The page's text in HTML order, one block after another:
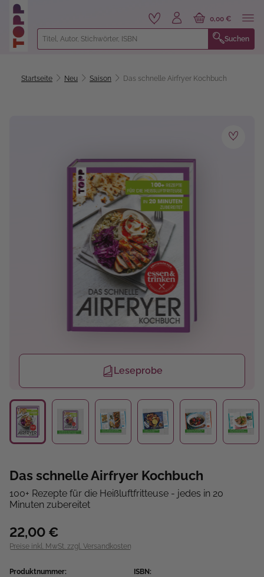
springen
Suchen
0,00 €
Startseite Neu Saison Das schnelle Airfryer Kochbuch
Leseprobe
Das schnelle Airfryer Kochbuch
100+ Rezepte für die Heißluftfritteuse - jedes in 20
Minuten zubereitet
22,00 €
Preise inkl. MwSt. zzgl. Versandkosten
Produktnummer:
ISBN: